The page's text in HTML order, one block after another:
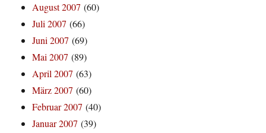
August 2007 (60)
Juli 2007 (66)
Juni 2007 (69)
Mai 2007 (89)
April 2007 (63)
März 2007 (60)
Februar 2007 (40)
Januar 2007 (39)